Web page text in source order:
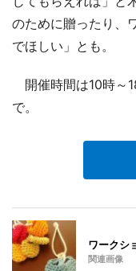
のために贈ったり、
でほしい」とも。
開催時間は10時～
で。
ワークシ
関連画像